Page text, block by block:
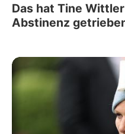
Das hat Tine
Abstinenz